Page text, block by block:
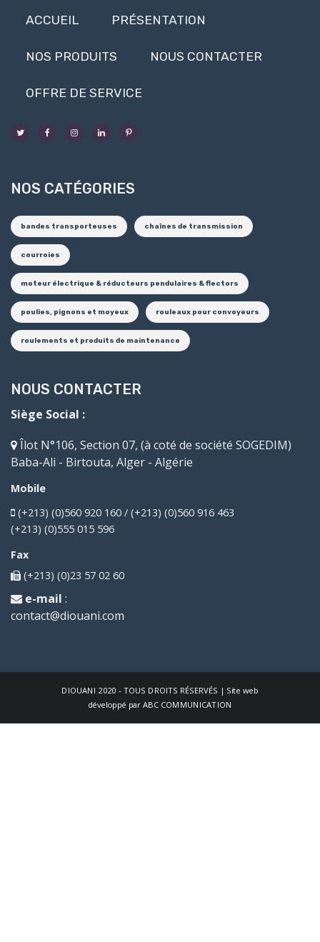
ACCUEIL PRÉSENTATION
NOS PRODUITS NOUS CONTACTER
OFFRE DE SERVICE
NOS CATÉGORIES
bandes transporteuses chaînes de transmission
courroies
moteur électrique & réducteurs pendulaires & flectors
poulies, pignons et moyeux rouleaux pour convoyeurs
roulements et produits de maintenance
NOUS CONTACTER
Siège Social :
Îlot N°106, Section 07, (à coté de société SOGEDIM)
Baba-Ali - Birtouta, Alger - Algérie
Mobile
(+213) (0)560 920 160 / (+213) (0)560 916 463
(+213) (0)555 015 596
Fax
(+213) (0)23 57 02 60
e-mail :
contact@diouani.com
DIOUANI 2020 - TOUS DROITS RÉSERVÉS | Site web
développé par ABC COMMUNICATION